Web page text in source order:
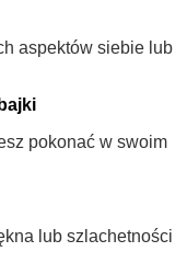
aspektów siebie lub
pokonać w swoim
lub szlachetności